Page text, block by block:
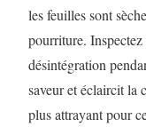
les feuilles sont
pourriture.
désintégration
saveur et éclaircit la
plus attrayant pour